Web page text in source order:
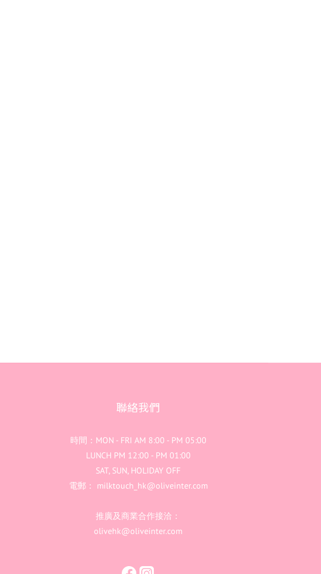
聯絡我們
時間：MON - FRI AM 8:00 - PM 05:00
LUNCH PM 12:00 - PM 01:00
SAT, SUN, HOLIDAY OFF
電郵： milktouch_hk@oliveinter.com
推廣及商業合作接洽：
olivehk@oliveinter.com